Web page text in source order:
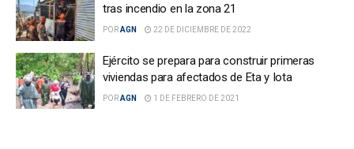
tras incendio en la zona 21
PORAGN 22 DE DICIEMBRE DE 2022
Ejército se prepara para construir primeras
viviendas para afectados de Eta y Iota
PORAGN 1 DE FEBRERO DE 2021